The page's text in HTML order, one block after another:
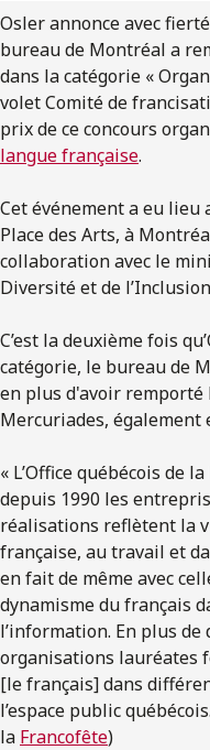
S’abonner aux
S’abonner
Osler annonce avec
bureau de Montréal a
dans la catégorie «
volet Comité de
prix de ce concours
langue française.
Cet événement a eu lieu
Place des Arts, à
collaboration avec le
Diversité et de
C’est la deuxième fois
catégorie, le bureau de
en plus d'avoir
Mercuriades, également
« L’Office québécois de
depuis 1990 les
réalisations reflètent la
française, au travail et
en fait de même avec
dynamisme du français
l’information. En plus
organisations lauréates
[le français] dans
l’espace public
la Francofête)